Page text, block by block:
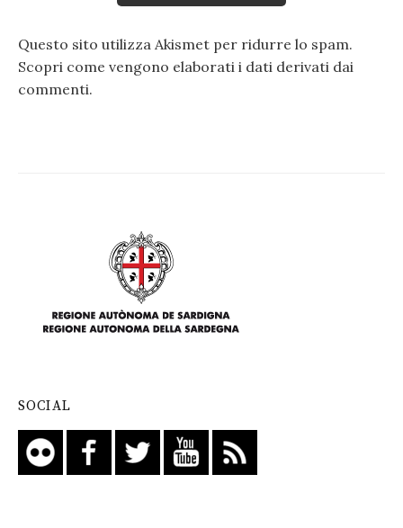
Questo sito utilizza Akismet per ridurre lo spam.
Scopri come vengono elaborati i dati derivati dai
commenti.
SOCIAL